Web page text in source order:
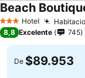
3 Estrellas
Hotel
Beach
8,8 Excelente 745
De $89.953